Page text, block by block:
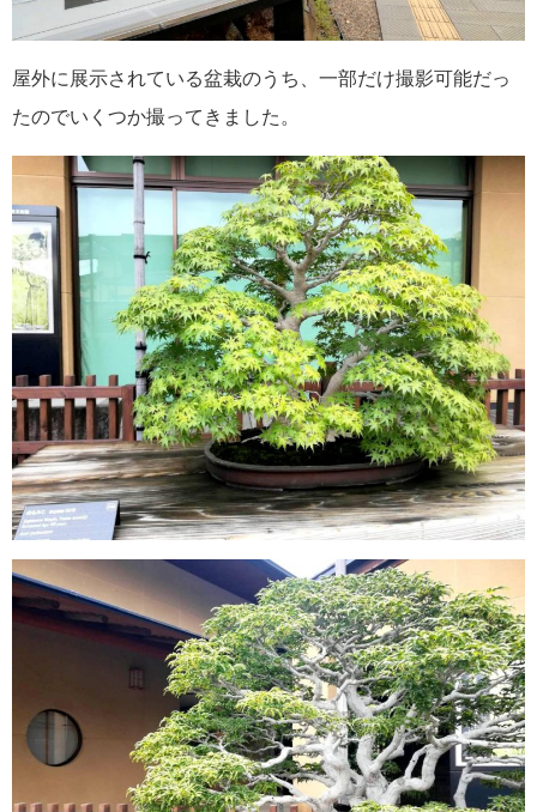
屋外に展示されている盆栽のうち、一部だけ撮影可能だっ
たのでいくつか撮ってきました。